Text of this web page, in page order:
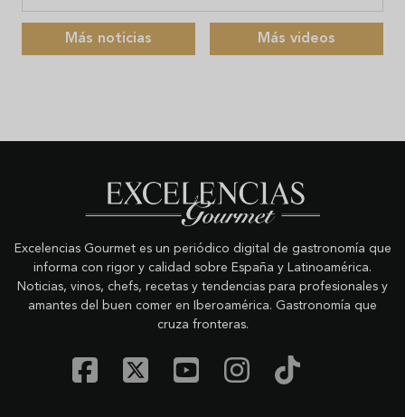
Más noticias Más videos
Excelencias Gourmet es un periódico digital de gastronomía que
informa con rigor y calidad sobre España y Latinoamérica.
Noticias, vinos, chefs, recetas y tendencias para profesionales y
amantes del buen comer en Iberoamérica. Gastronomía que
cruza fronteras.